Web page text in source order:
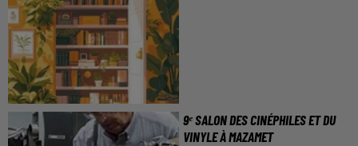
9ᵉ SALON DES CINÉPHILES ET DU
VINYLE À MAZAMET